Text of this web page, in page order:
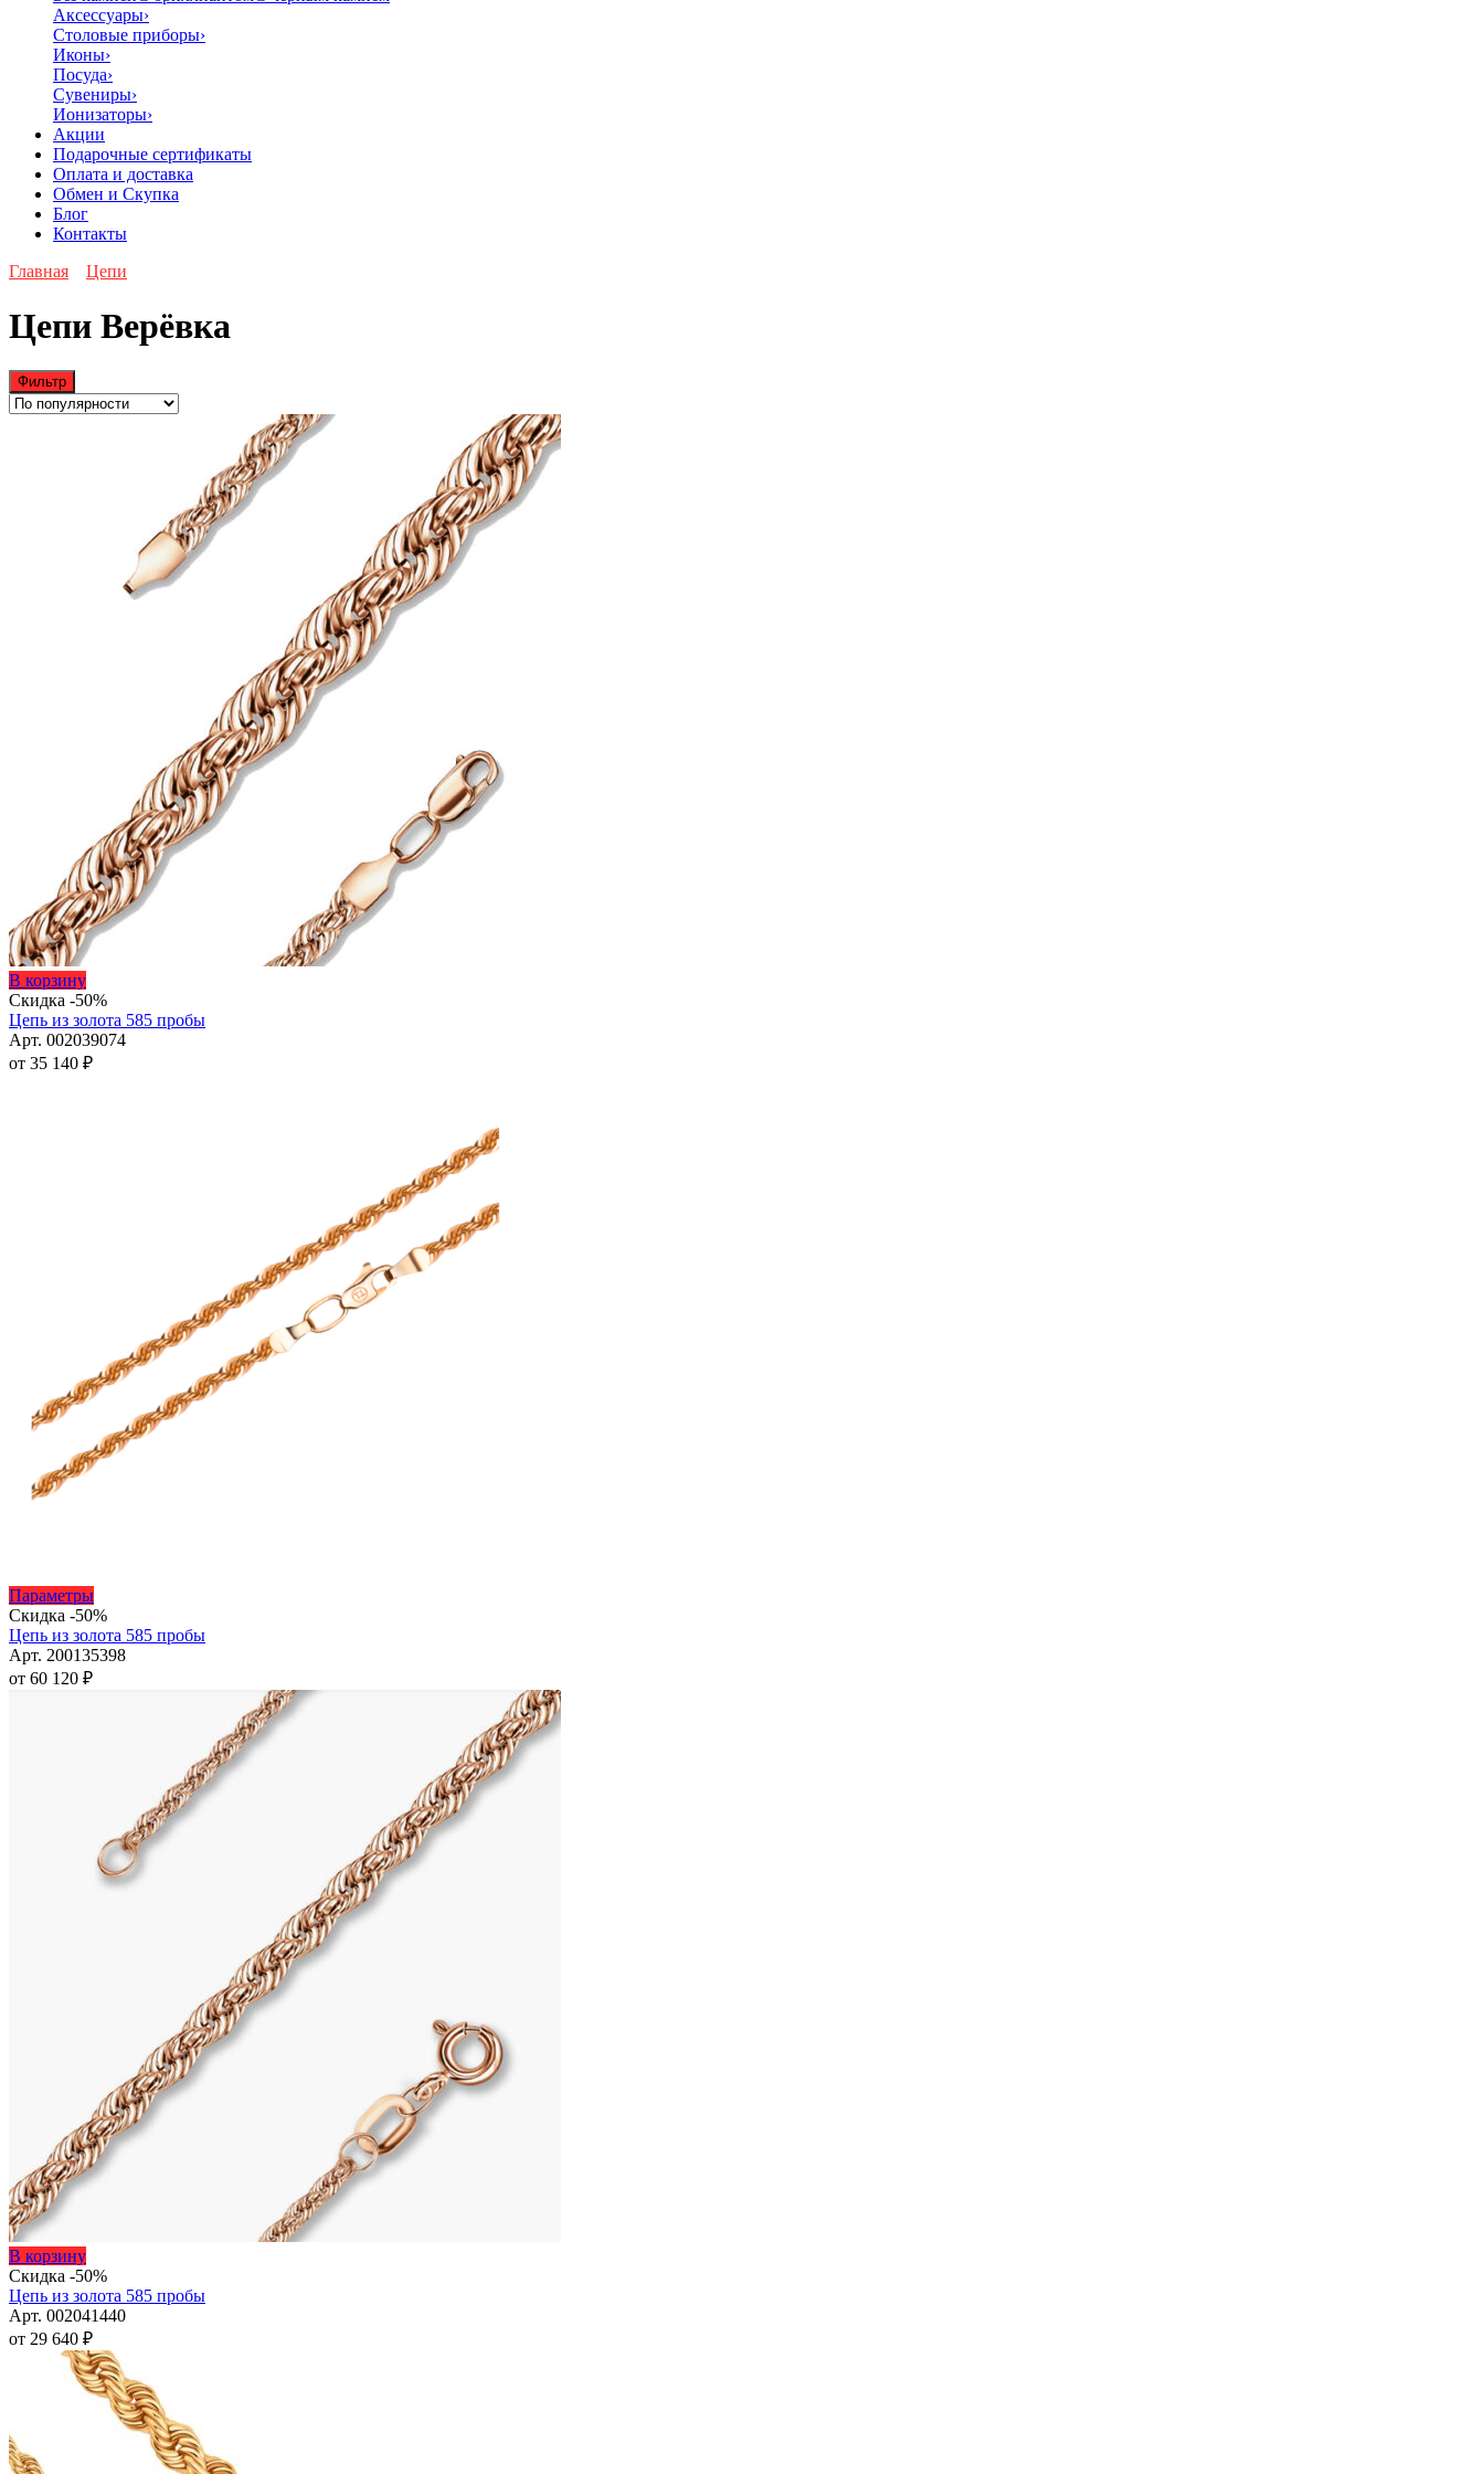
Аксессуары›
Столовые приборы›
Иконы›
Посуда›
Сувениры›
Ионизаторы›
Акции
Подарочные сертификаты
Оплата и доставка
Обмен и Скупка
Блог
Контакты
Главная
Цепи
Цепи Верёвка
Фильтр
В корзинуЭтот
товар
имеет
несколько
вариаций.
Скидка -50%
Цепь из золота 585 пробы
Арт. 002039074
от 35 140 ₽
ПараметрыЭтот
товар
имеет
несколько
Скидка -50%
Цепь из золота 585 пробы
Арт. 200135398
от 60 120 ₽
В корзинуЭтот
товар
имеет
несколько
вариаций.
Опции
можно
выбрать
странице
Скидка -50%
Цепь из золота 585 пробы
Арт. 002041440
от 29 640 ₽